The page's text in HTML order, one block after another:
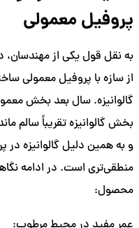
پروفیل معمولی
به نقل قول یکی از
از سازه با پروفیل معمولی
گالوانیزه. سال بعد بخش
بخش گالوانیزه تقریباً سالم
و به همین دلیل گالوانیزه
منطقی‌تری است. در ادامه
محصول: